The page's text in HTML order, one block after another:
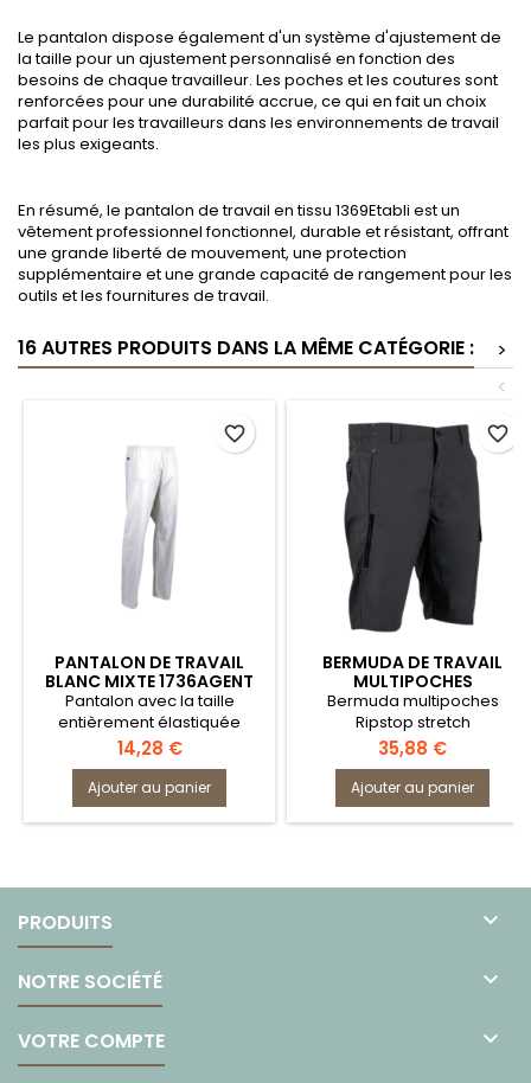
Le pantalon dispose également d'un système d'ajustement de
la taille pour un ajustement personnalisé en fonction des
besoins de chaque travailleur. Les poches et les coutures sont
renforcées pour une durabilité accrue, ce qui en fait un choix
parfait pour les travailleurs dans les environnements de travail
les plus exigeants.
En résumé, le pantalon de travail en tissu 1369Etabli est un
vêtement professionnel fonctionnel, durable et résistant, offrant
une grande liberté de mouvement, une protection
supplémentaire et une grande capacité de rangement pour les
outils et les fournitures de travail.
16 AUTRES PRODUITS DANS LA MÊME CATÉGORIE :
>
<
PANTALON DE TRAVAIL
BLANC MIXTE 1736AGENT
Pantalon avec la taille
entièrement élastiquée
Prix
14,28 €
Ajouter au panier
favorite_border
BERMUDA DE TRAVAIL
MULTIPOCHES
6115CARBURANT
Bermuda multipoches
Ripstop stretch
Prix
35,88 €
Ajouter au panier
favorite_border
PRODUITS 
NOTRE SOCIÉTÉ 
VOTRE COMPTE 